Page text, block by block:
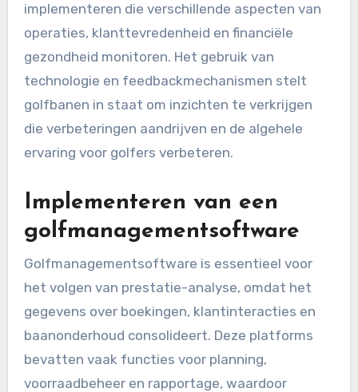
implementeren die verschillende aspecten van
operaties, klanttevredenheid en financiële
gezondheid monitoren. Het gebruik van
technologie en feedbackmechanismen stelt
golfbanen in staat om inzichten te verkrijgen
die verbeteringen aandrijven en de algehele
ervaring voor golfers verbeteren.
Implementeren van een
golfmanagementsoftware
Golfmanagementsoftware is essentieel voor
het volgen van prestatie-analyse, omdat het
gegevens over boekingen, klantinteracties en
baanonderhoud consolideert. Deze platforms
bevatten vaak functies voor planning,
voorraadbeheer en rapportage, waardoor